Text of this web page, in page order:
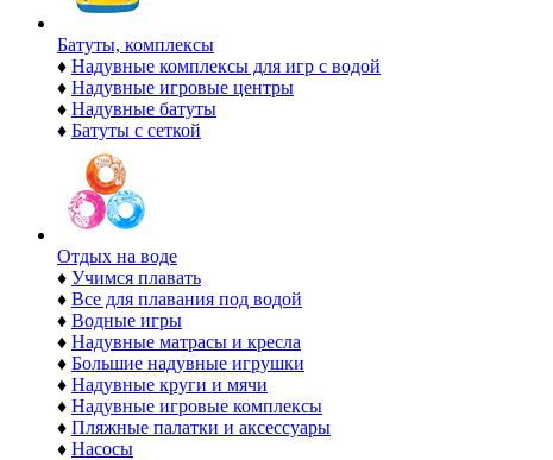
Батуты, комплексы
♦ Надувные комплексы для игр с водой
♦ Надувные игровые центры
♦ Надувные батуты
♦ Батуты с сеткой
Отдых на воде
♦ Учимся плавать
♦ Все для плавания под водой
♦ Водные игры
♦ Надувные матрасы и кресла
♦ Большие надувные игрушки
♦ Надувные круги и мячи
♦ Надувные игровые комплексы
♦ Пляжные палатки и аксессуары
♦ Насосы